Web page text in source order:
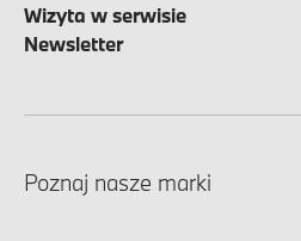
Wizyta w serwisie
Newsletter
Poznaj nasze marki